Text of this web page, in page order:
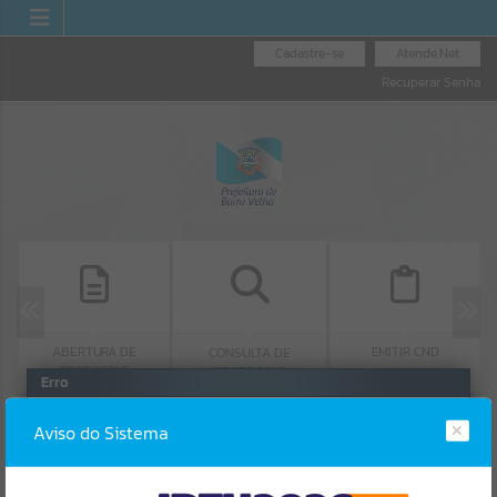
Atende.Net
Cadastre-se
Recuperar Senha
ABERTURA DE
PROTOCOLO
CONSULTA DE
PROTOCOLO
EMITIR CND
Aviso do Sistema
Erro
Gerenciamento do Sistema